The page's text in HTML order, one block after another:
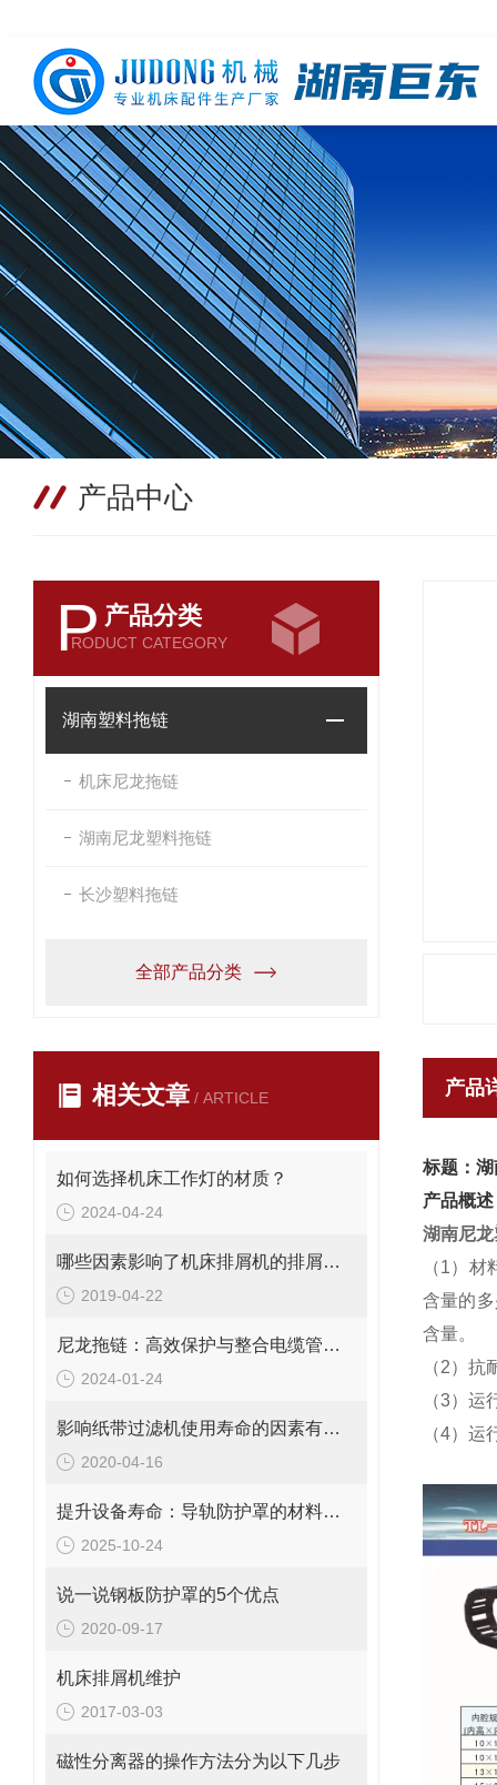
产品中心
P 产品分类
RODUCT CATEGORY
湖南塑料拖链
机床尼龙拖链
湖南尼龙塑料拖链
长沙塑料拖链
全部产品分类
相关文章 / ARTICLE
如何选择机床工作灯的材质？
2024-04-24
哪些因素影响了机床排屑机的排屑量？
2019-04-22
尼龙拖链：高效保护与整合电缆管理解决方案
2024-01-24
影响纸带过滤机使用寿命的因素有哪些？
2020-04-16
提升设备寿命：导轨防护罩的材料选择与优化
2025-10-24
说一说钢板防护罩的5个优点
2020-09-17
机床排屑机维护
2017-03-03
磁性分离器的操作方法分为以下几步
产品
标题：
产品概述
湖南尼
（1）
含量的
含量。
（2）
（3）
（4）